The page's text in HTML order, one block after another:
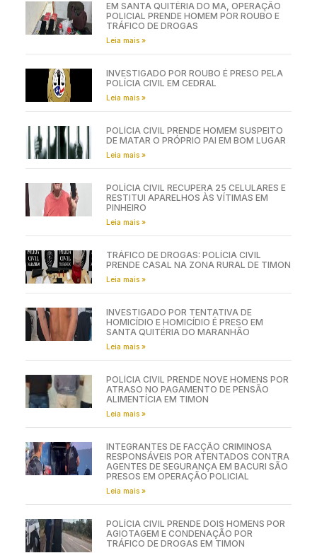
EM SANTA QUITÉRIA DO MA, OPERAÇÃO
POLICIAL PRENDE HOMEM POR ROUBO E
TRÁFICO DE DROGAS
Leia mais »
INVESTIGADO POR ROUBO É PRESO PELA
POLÍCIA CIVIL EM CEDRAL
Leia mais »
POLÍCIA CIVIL PRENDE HOMEM SUSPEITO
DE MATAR O PRÓPRIO PAI EM BOM LUGAR
Leia mais »
POLÍCIA CIVIL RECUPERA 25 CELULARES E
RESTITUI APARELHOS ÀS VÍTIMAS EM
PINHEIRO
Leia mais »
TRÁFICO DE DROGAS: POLÍCIA CIVIL
PRENDE CASAL NA ZONA RURAL DE TIMON
Leia mais »
INVESTIGADO POR TENTATIVA DE
HOMICÍDIO E HOMICÍDIO É PRESO EM
SANTA QUITÉRIA DO MARANHÃO
Leia mais »
POLÍCIA CIVIL PRENDE NOVE HOMENS POR
ATRASO NO PAGAMENTO DE PENSÃO
ALIMENTÍCIA EM TIMON
Leia mais »
INTEGRANTES DE FACÇÃO CRIMINOSA
RESPONSÁVEIS POR ATENTADOS CONTRA
AGENTES DE SEGURANÇA EM BACURI SÃO
PRESOS EM OPERAÇÃO POLICIAL
Leia mais »
POLÍCIA CIVIL PRENDE DOIS HOMENS POR
AGIOTAGEM E CONDENAÇÃO POR
TRÁFICO DE DROGAS EM TIMON